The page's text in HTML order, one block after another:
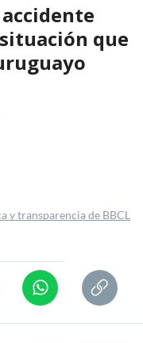
que
y transparencia de BBCL